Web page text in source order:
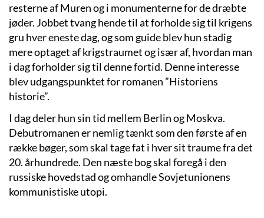
resterne af Muren og i monumenterne for de dræbte
jøder. Jobbet tvang hende til at forholde sig til krigens
gru hver eneste dag, og som guide blev hun stadig
mere optaget af krigstraumet og især af, hvordan man
i dag forholder sig til denne fortid. Denne interesse
blev udgangspunktet for romanen ”Historiens
historie”.
I dag deler hun sin tid mellem Berlin og Moskva.
Debutromanen er nemlig tænkt som den første af en
række bøger, som skal tage fat i hver sit traume fra det
20. århundrede. Den næste bog skal foregå i den
russiske hovedstad og omhandle Sovjetunionens
kommunistiske utopi.